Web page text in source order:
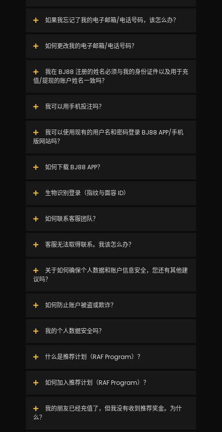
如果我忘记了我的电子邮箱/电话号码，该怎么办？
如何更改我的电子邮箱/电话号码？
我在 BJ88 注册的姓名必须与我的身份证件以及用于充
值/提现的账户姓名一致吗？
我可以用手机投注吗？
我可以使用现有的用户名和密码登录 BJ88 APP/手机
版网站吗？
如何下载 BJ88 APP？
生物识别登录（指纹与面容 ID）
如何联系客服团队？
客服无法取得联系。我该怎么办？
关于如何确保个人数据和账户信息安全，您还有其他建
议吗？
如何防止账户被盗或欺诈？
我的个人数据安全吗？
什么是推荐计划（RAF Program）？
如何加入推荐计划（RAF Program）？
我的朋友已经充值了，但我没有收到推荐奖金。为什
么？